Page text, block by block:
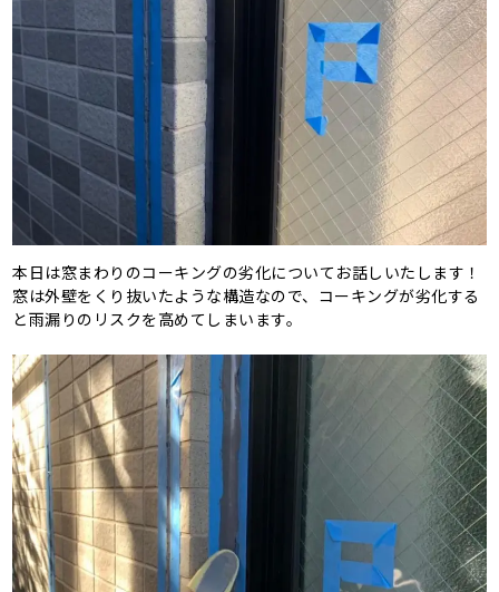
本日は窓まわりのコーキングの劣化についてお話しいたします！
窓は外壁をくり抜いたような構造なので、コーキングが劣化する
と雨漏りのリスクを高めてしまいます。